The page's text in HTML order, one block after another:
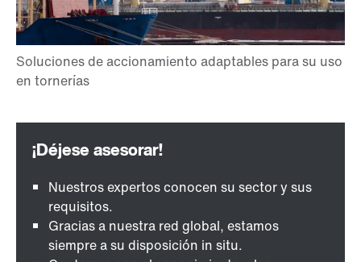
Nuestros expertos conocen su sector y sus
requisitos.
Gracias a nuestra red global, estamos
siempre a su disposición in situ.